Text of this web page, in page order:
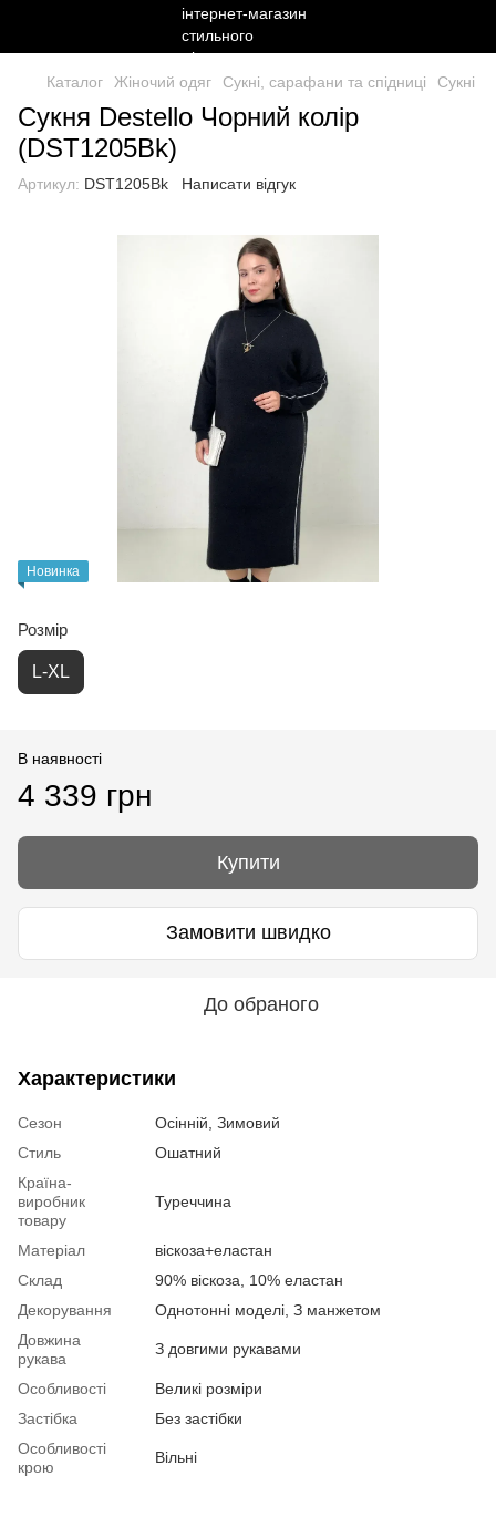
Каталог Жіночий одяг Сукні, сарафани та спідниці Сукні
Сукня Destello Чорний колір
(DST1205Bk)
Артикул: DST1205Bk Написати відгук
Новинка
Розмір
L-XL
В наявності
4 339 грн
Купити
Замовити швидко
До обраного
Характеристики
Сезон
Осінній, Зимовий
Стиль
Ошатний
Країна-
виробник
товару
Туреччина
Матеріал
віскоза+еластан
Склад
90% віскоза, 10% еластан
Декорування
Однотонні моделі, З манжетом
Довжина
рукава
З довгими рукавами
Особливості
Великі розміри
Застібка
Без застібки
Особливості
крою
Вільні